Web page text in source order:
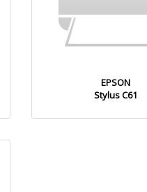
EPSON
Stylus C61